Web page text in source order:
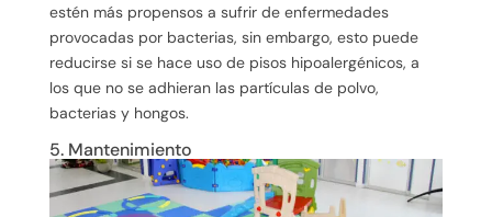
estén más propensos a sufrir de enfermedades
provocadas por bacterias, sin embargo, esto puede
reducirse si se hace uso de pisos hipoalergénicos, a
los que no se adhieran las partículas de polvo,
bacterias y hongos.
5. Mantenimiento